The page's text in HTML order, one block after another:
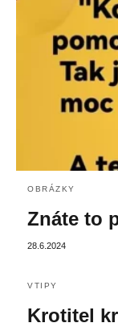
OBRÁZKY
Znáte to
28.6.2024
VTIPY
Krotitel